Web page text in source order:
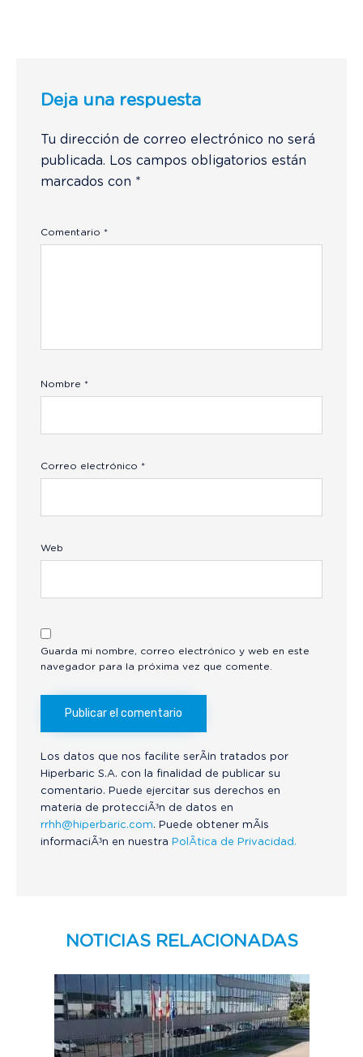
Deja una respuesta
Tu dirección de correo electrónico no será
publicada. Los campos obligatorios están
marcados con *
Comentario *
Nombre *
Correo electrónico *
Web
Guarda mi nombre, correo electrónico y web en este
navegador para la próxima vez que comente.
Los datos que nos facilite serÃ¡n tratados por
Hiperbaric S.A. con la finalidad de publicar su
comentario. Puede ejercitar sus derechos en
materia de protecciÃ³n de datos en
rrhh@hiperbaric.com. Puede obtener mÃ¡s
informaciÃ³n en nuestra PolÃ­tica de Privacidad.
NOTICIAS RELACIONADAS